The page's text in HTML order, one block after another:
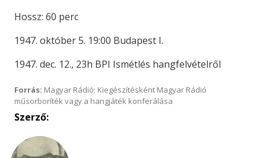
Hossz: 60 perc
1947. október 5. 19:00 Budapest I.
1947. dec. 12., 23h BPI Ismétlés hangfelvételről
Forrás: Magyar Rádió; Kiegészítésként Magyar Rádió
műsorboríték vagy a hangjáték konferálása
Szerző: